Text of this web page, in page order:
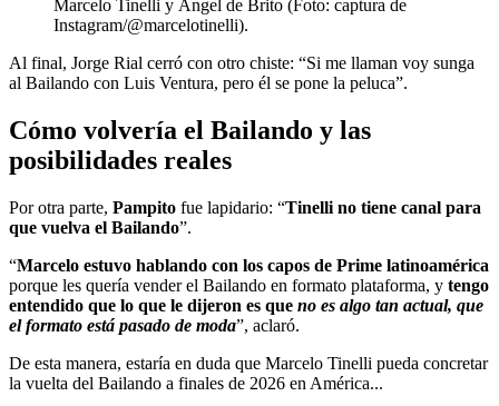
Marcelo Tinelli y Ángel de Brito (Foto: captura de
Instagram/@marcelotinelli).
Al final, Jorge Rial cerró con otro chiste: “Si me llaman voy sunga
al Bailando con Luis Ventura, pero él se pone la peluca”.
Cómo volvería el Bailando y las
posibilidades reales
Por otra parte, Pampito fue lapidario: “Tinelli no tiene canal para
que vuelva el Bailando”.
“Marcelo estuvo hablando con los capos de Prime latinoamérica
porque les quería vender el Bailando en formato plataforma, y tengo
entendido que lo que le dijeron es que no es algo tan actual, que
el formato está pasado de moda”, aclaró.
De esta manera, estaría en duda que Marcelo Tinelli pueda concretar
la vuelta del Bailando a finales de 2026 en América...